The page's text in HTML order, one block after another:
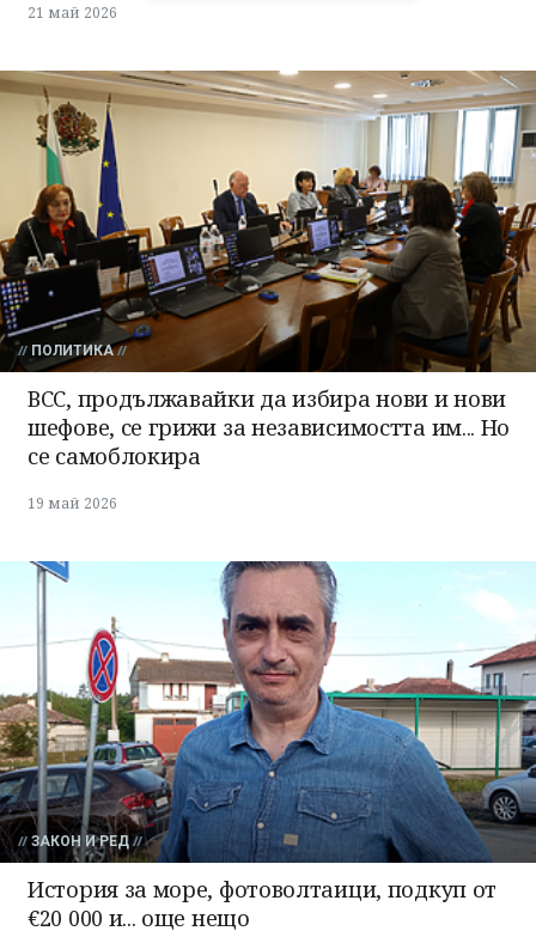
21 май 2026
ПОЛИТИКА
ВСС, продължавайки да избира нови и нови
шефове, се грижи за независимостта им... Но
се самоблокира
19 май 2026
ЗАКОН И РЕД
История за море, фотоволтаици, подкуп от
€20 000 и... още нещо